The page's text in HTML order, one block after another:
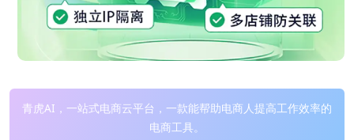
青虎AI，一站式电商云平台，一款能帮助电商人提高工作效率的
电商工具。